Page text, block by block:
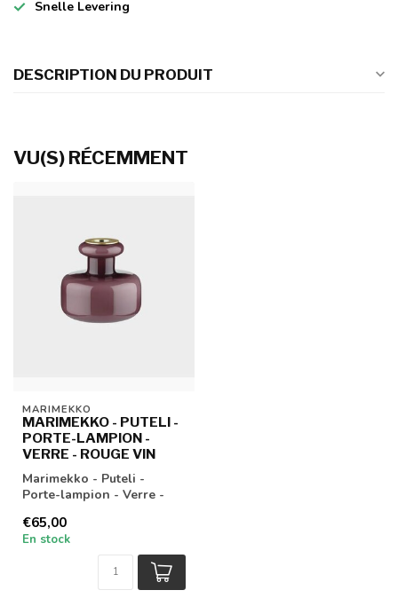
Snelle Levering
DESCRIPTION DU PRODUIT
VU(S) RÉCEMMENT
MARIMEKKO
MARIMEKKO - PUTELI -
PORTE-LAMPION -
VERRE - ROUGE VIN
Marimekko - Puteli -
Porte-lampion - Verre -
€65,00
En stock